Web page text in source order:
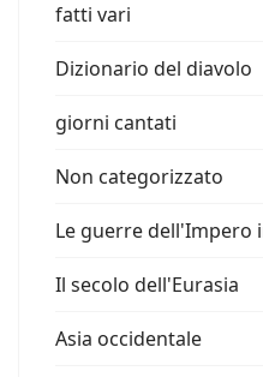
fatti vari
Dizionario del diavolo
giorni cantati
Non categorizzato
Le guerre dell'Impero
Il secolo dell'Eurasia
Asia occidentale